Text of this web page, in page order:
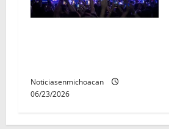
Noticiasenmichoacan
06/23/2026